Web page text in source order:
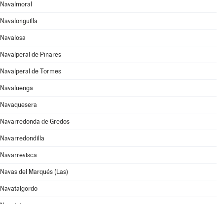
Navalmoral
Navalonguilla
Navalosa
Navalperal de Pinares
Navalperal de Tormes
Navaluenga
Navaquesera
Navarredonda de Gredos
Navarredondilla
Navarrevisca
Navas del Marqués (Las)
Navatalgordo